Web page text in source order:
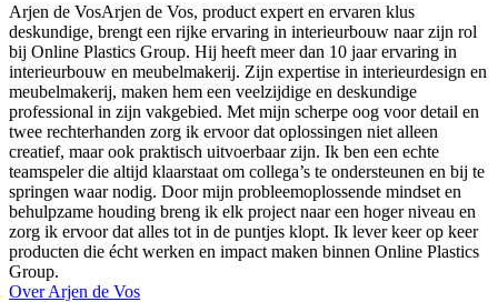
Arjen de VosArjen de Vos, product expert en ervaren klus
deskundige, brengt een rijke ervaring in interieurbouw naar zijn rol
bij Online Plastics Group. Hij heeft meer dan 10 jaar ervaring in
interieurbouw en meubelmakerij. Zijn expertise in interieurdesign en
meubelmakerij, maken hem een veelzijdige en deskundige
professional in zijn vakgebied. Met mijn scherpe oog voor detail en
twee rechterhanden zorg ik ervoor dat oplossingen niet alleen
creatief, maar ook praktisch uitvoerbaar zijn. Ik ben een echte
teamspeler die altijd klaarstaat om collega’s te ondersteunen en bij te
springen waar nodig. Door mijn probleemoplossende mindset en
behulpzame houding breng ik elk project naar een hoger niveau en
zorg ik ervoor dat alles tot in de puntjes klopt. Ik lever keer op keer
producten die écht werken en impact maken binnen Online Plastics
Group.
Over Arjen de Vos